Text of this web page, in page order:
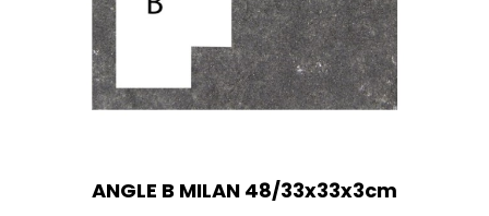
ANGLE B MILAN 48/33x33x3cm